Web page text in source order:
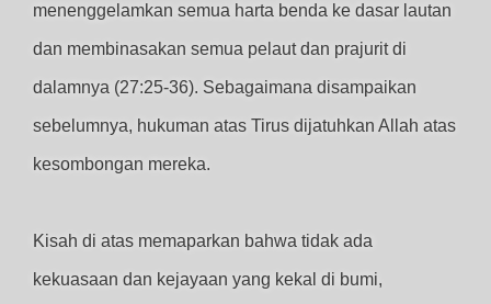
menenggelamkan semua harta benda ke dasar lautan
dan membinasakan semua pelaut dan prajurit di
dalamnya (27:25-36). Sebagaimana disampaikan
sebelumnya, hukuman atas Tirus dijatuhkan Allah atas
kesombongan mereka.
Kisah di atas memaparkan bahwa tidak ada
kekuasaan dan kejayaan yang kekal di bumi,